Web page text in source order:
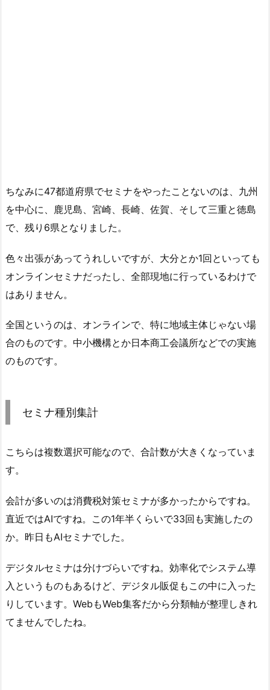
ちなみに47都道府県でセミナをやったことないのは、九州
を中心に、鹿児島、宮崎、長崎、佐賀、そして三重と徳島
で、残り6県となりました。
色々出張があってうれしいですが、大分とか1回といっても
オンラインセミナだったし、全部現地に行っているわけで
はありません。
全国というのは、オンラインで、特に地域主体じゃない場
合のものです。中小機構とか日本商工会議所などでの実施
のものです。
セミナ種別集計
こちらは複数選択可能なので、合計数が大きくなっていま
す。
会計が多いのは消費税対策セミナが多かったからですね。
直近ではAIですね。この1年半くらいで33回も実施したの
か。昨日もAIセミナでした。
デジタルセミナは分けづらいですね。効率化でシステム導
入というものもあるけど、デジタル販促もこの中に入った
りしています。WebもWeb集客だから分類軸が整理しきれ
てませんでしたね。